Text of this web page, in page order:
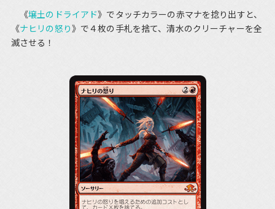
《壌土のドライアド》でタッチカラーの赤マナを捻り出すと、
《ナヒリの怒り》で４枚の手札を捨て、清水のクリーチャーを全
滅させる！